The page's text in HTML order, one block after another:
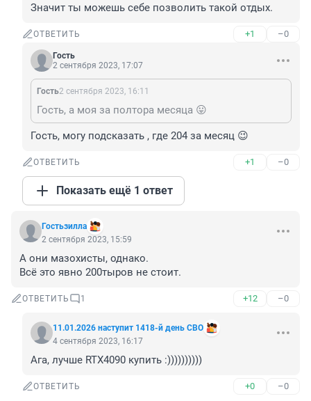
Значит ты можешь себе позволить такой отдых.
ОТВЕТИТЬ +1 –0
Гость
2 сентября 2023, 17:07
Гость2 сентября 2023, 16:11
Гость, а моя за полтора месяца 😛
Гость, могу подсказать , где 204 за месяц 😉
ОТВЕТИТЬ +1 –0
Показать ещё 1 ответ
Гостьзилла
2 сентября 2023, 15:59
А они мазохисты, однако.
Всё это явно 200тыров не стоит.
ОТВЕТИТЬ 1 +12 –0
11.01.2026 наступит 1418-й день СВО
4 сентября 2023, 16:17
Ага, лучше RTX4090 купить :))))))))))
ОТВЕТИТЬ +0 –0